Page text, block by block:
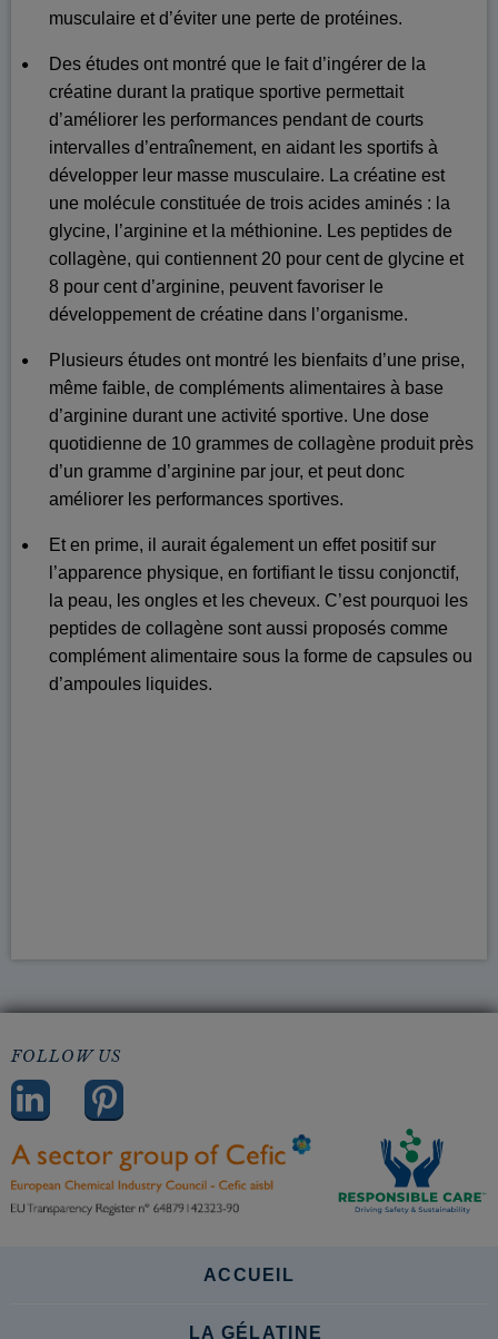
musculaire et d’éviter une perte de protéines.
Des études ont montré que le fait d’ingérer de la
créatine durant la pratique sportive permettait
d’améliorer les performances pendant de courts
intervalles d’entraînement, en aidant les sportifs à
développer leur masse musculaire. La créatine est
une molécule constituée de trois acides aminés : la
glycine, l’arginine et la méthionine. Les peptides de
collagène, qui contiennent 20 pour cent de glycine et
8 pour cent d’arginine, peuvent favoriser le
développement de créatine dans l’organisme.
Plusieurs études ont montré les bienfaits d’une prise,
même faible, de compléments alimentaires à base
d’arginine durant une activité sportive. Une dose
quotidienne de 10 grammes de collagène produit près
d’un gramme d’arginine par jour, et peut donc
améliorer les performances sportives.
Et en prime, il aurait également un effet positif sur
l’apparence physique, en fortifiant le tissu conjonctif,
la peau, les ongles et les cheveux. C’est pourquoi les
peptides de collagène sont aussi proposés comme
complément alimentaire sous la forme de capsules ou
d’ampoules liquides.
FOLLOW US
ACCUEIL
LA GÉLATINE